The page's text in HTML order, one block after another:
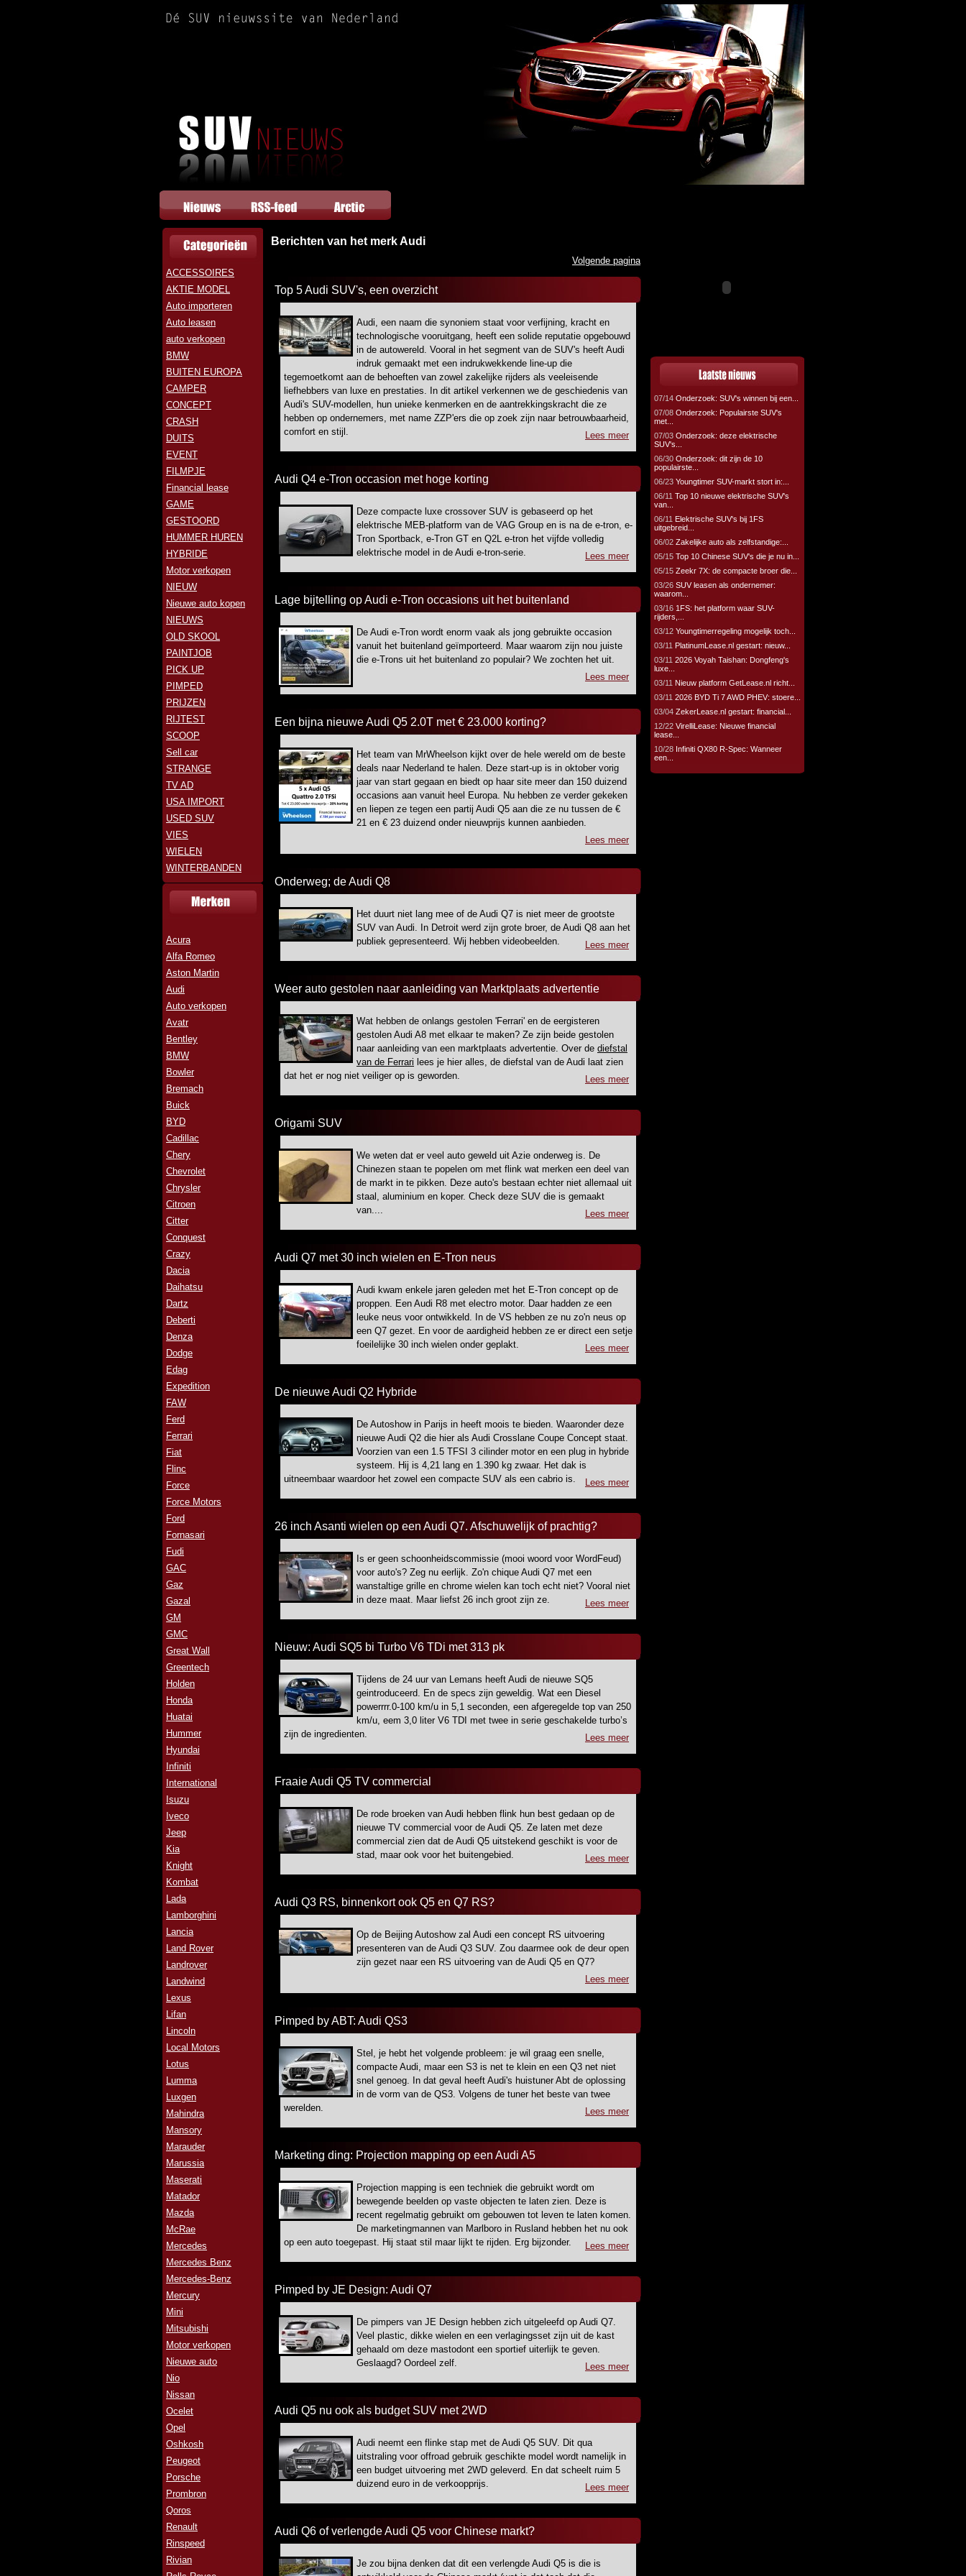
ACCESSOIRES
AKTIE MODEL
Auto importeren
Auto leasen
auto verkopen
BMW
BUITEN EUROPA
CAMPER
CONCEPT
CRASH
DUITS
EVENT
FILMPJE
Financial lease
GAME
GESTOORD
HUMMER HUREN
HYBRIDE
Motor verkopen
NIEUW
Nieuwe auto kopen
NIEUWS
OLD SKOOL
PAINTJOB
PICK UP
PIMPED
PRIJZEN
RIJTEST
SCOOP
Sell car
STRANGE
TV AD
USA IMPORT
USED SUV
VIES
WIELEN
WINTERBANDEN
Acura
Alfa Romeo
Aston Martin
Audi
Auto verkopen
Avatr
Bentley
BMW
Bowler
Bremach
Buick
BYD
Cadillac
Chery
Chevrolet
Chrysler
Citroen
Citter
Conquest
Crazy
Dacia
Daihatsu
Dartz
Deberti
Denza
Dodge
Edag
Expedition
FAW
Ferd
Ferrari
Fiat
Flinc
Force
Force Motors
Ford
Fornasari
Fudi
GAC
Gaz
Gazal
GM
GMC
Great Wall
Greentech
Holden
Honda
Huatai
Hummer
Hyundai
Infiniti
International
Isuzu
Iveco
Jeep
Kia
Knight
Kombat
Lada
Lamborghini
Lancia
Land Rover
Landrover
Landwind
Lexus
Lifan
Lincoln
Local Motors
Lotus
Lumma
Luxgen
Mahindra
Mansory
Marauder
Marussia
Maserati
Matador
Mazda
McRae
Mercedes
Mercedes Benz
Mercedes-Benz
Mercury
Mini
Mitsubishi
Motor verkopen
Nieuwe auto
Nio
Nissan
Ocelet
Opel
Oshkosh
Peugeot
Porsche
Prombron
Qoros
Renault
Rinspeed
Rivian
Berichten van het merk Audi
Volgende pagina
Top 5 Audi SUV's, een overzicht
Audi, een naam die synoniem staat voor verfijning, kracht en
technologische vooruitgang, heeft een solide reputatie opgebouwd
in de autowereld. Vooral in het segment van de SUV's heeft Audi
indruk gemaakt met een indrukwekkende line-up die
tegemoetkomt aan de behoeften van zowel zakelijke rijders als veeleisende
liefhebbers van luxe en prestaties. In dit artikel verkennen we de geschiedenis van
Audi's SUV-modellen, hun unieke kenmerken en de aantrekkingskracht die ze
hebben op ondernemers, met name ZZP'ers die op zoek zijn naar betrouwbaarheid,
comfort en stijl.
Lees meer
Audi Q4 e-Tron occasion met hoge korting
Deze compacte luxe crossover SUV is gebaseerd op het
elektrische MEB-platform van de VAG Group en is na de e-tron, e-
Tron Sportback, e-Tron GT en Q2L e-tron het vijfde volledig
elektrische model in de Audi e-tron-serie.
Lees meer
Lage bijtelling op Audi e-Tron occasions uit het buitenland
De Audi e-Tron wordt enorm vaak als jong gebruikte occasion
vanuit het buitenland geïmporteerd. Maar waarom zijn nou juiste
die e-Trons uit het buitenland zo populair? We zochten het uit.
Lees meer
Een bijna nieuwe Audi Q5 2.0T met € 23.000 korting?
Het team van MrWheelson kijkt over de hele wereld om de beste
deals naar Nederland te halen. Deze start-up is in oktober vorig
jaar van start gegaan en biedt op haar site meer dan 150 duizend
occasions aan vanuit heel Europa. Nu hebben ze verder gekeken
en liepen ze tegen een partij Audi Q5 aan die ze nu tussen de €
21 en € 23 duizend onder nieuwprijs kunnen aanbieden.
Lees meer
Onderweg; de Audi Q8
Het duurt niet lang mee of de Audi Q7 is niet meer de grootste
SUV van Audi. In Detroit werd zijn grote broer, de Audi Q8 aan het
publiek gepresenteerd. Wij hebben videobeelden.
Lees meer
Weer auto gestolen naar aanleiding van Marktplaats advertentie
Wat hebben de onlangs gestolen 'Ferrari' en de eergisteren
gestolen Audi A8 met elkaar te maken? Ze zijn beide gestolen
naar aanleiding van een marktplaats advertentie. Over de diefstal
van de Ferrari lees je hier alles, de diefstal van de Audi laat zien
dat het er nog niet veiliger op is geworden.
Lees meer
Origami SUV
We weten dat er veel auto geweld uit Azie onderweg is. De
Chinezen staan te popelen om met flink wat merken een deel van
de markt in te pikken. Deze auto's bestaan echter niet allemaal uit
staal, aluminium en koper. Check deze SUV die is gemaakt
van....
Lees meer
Audi Q7 met 30 inch wielen en E-Tron neus
Audi kwam enkele jaren geleden met het E-Tron concept op de
proppen. Een Audi R8 met electro motor. Daar hadden ze een
leuke neus voor ontwikkeld. In de VS hebben ze nu zo'n neus op
een Q7 gezet. En voor de aardigheid hebben ze er direct een setje
foeilelijke 30 inch wielen onder geplakt.
Lees meer
De nieuwe Audi Q2 Hybride
De Autoshow in Parijs in heeft moois te bieden. Waaronder deze
nieuwe Audi Q2 die hier als Audi Crosslane Coupe Concept staat.
Voorzien van een 1.5 TFSI 3 cilinder motor en een plug in hybride
systeem. Hij is 4,21 lang en 1.390 kg zwaar. Het dak is
uitneembaar waardoor het zowel een compacte SUV als een cabrio is.
Lees meer
26 inch Asanti wielen op een Audi Q7. Afschuwelijk of prachtig?
Is er geen schoonheidscommissie (mooi woord voor WordFeud)
voor auto's? Zeg nu eerlijk. Zo'n chique Audi Q7 met een
wanstaltige grille en chrome wielen kan toch echt niet? Vooral niet
in deze maat. Maar liefst 26 inch groot zijn ze.
Lees meer
Nieuw: Audi SQ5 bi Turbo V6 TDi met 313 pk
Tijdens de 24 uur van Lemans heeft Audi de nieuwe SQ5
geintroduceerd. En de specs zijn geweldig. Wat een Diesel
powerrrr.0-100 km/u in 5,1 seconden, een afgeregelde top van 250
km/u, eem 3,0 liter V6 TDI met twee in serie geschakelde turbo’s
zijn de ingredienten.
Lees meer
Fraaie Audi Q5 TV commercial
De rode broeken van Audi hebben flink hun best gedaan op de
nieuwe TV commercial voor de Audi Q5. Ze laten met deze
commercial zien dat de Audi Q5 uitstekend geschikt is voor de
stad, maar ook voor het buitengebied.
Lees meer
Audi Q3 RS, binnenkort ook Q5 en Q7 RS?
Op de Beijing Autoshow zal Audi een concept RS uitvoering
presenteren van de Audi Q3 SUV. Zou daarmee ook de deur open
zijn gezet naar een RS uitvoering van de Audi Q5 en Q7?
Lees meer
Pimped by ABT: Audi QS3
Stel, je hebt het volgende probleem: je wil graag een snelle,
compacte Audi, maar een S3 is net te klein en een Q3 net niet
snel genoeg. In dat geval heeft Audi's huistuner Abt de oplossing
in de vorm van de QS3. Volgens de tuner het beste van twee
werelden.
Lees meer
Marketing ding: Projection mapping op een Audi A5
Projection mapping is een techniek die gebruikt wordt om
bewegende beelden op vaste objecten te laten zien. Deze is
recent regelmatig gebruikt om gebouwen tot leven te laten komen.
De marketingmannen van Marlboro in Rusland hebben het nu ook
op een auto toegepast. Hij staat stil maar lijkt te rijden. Erg bijzonder.
Lees meer
Pimped by JE Design: Audi Q7
De pimpers van JE Design hebben zich uitgeleefd op Audi Q7.
Veel plastic, dikke wielen en een verlagingsset zijn uit de kast
gehaald om deze mastodont een sportief uiterlijk te geven.
Geslaagd? Oordeel zelf.
Lees meer
Audi Q5 nu ook als budget SUV met 2WD
Audi neemt een flinke stap met de Audi Q5 SUV. Dit qua
uitstraling voor offroad gebruik geschikte model wordt namelijk in
een budget uitvoering met 2WD geleverd. En dat scheelt ruim 5
duizend euro in de verkoopprijs.
Lees meer
Audi Q6 of verlengde Audi Q5 voor Chinese markt?
Je zou bijna denken dat dit een verlengde Audi Q5 is die is
07/14 Onderzoek: SUV's winnen bij een...
07/08 Onderzoek: Populairste SUV's
met...
07/03 Onderzoek: deze elektrische
SUV's...
06/30 Onderzoek: dit zijn de 10
populairste...
06/23 Youngtimer SUV-markt stort in:...
06/11 Top 10 nieuwe elektrische SUV's
van...
06/11 Elektrische SUV's bij 1FS
uitgebreid...
06/02 Zakelijke auto als zelfstandige:...
05/15 Top 10 Chinese SUV's die je nu in...
05/15 Zeekr 7X: de compacte broer die...
03/26 SUV leasen als ondernemer:
waarom...
03/16 1FS: het platform waar SUV-
rijders,...
03/12 Youngtimerregeling mogelijk toch...
03/11 PlatinumLease.nl gestart: nieuw...
03/11 2026 Voyah Taishan: Dongfeng's
luxe...
03/11 Nieuw platform GetLease.nl richt...
03/11 2026 BYD Ti 7 AWD PHEV: stoere...
03/04 ZekerLease.nl gestart: financial...
12/22 VirelliLease: Nieuwe financial
lease...
10/28 Infiniti QX80 R-Spec: Wanneer
een...